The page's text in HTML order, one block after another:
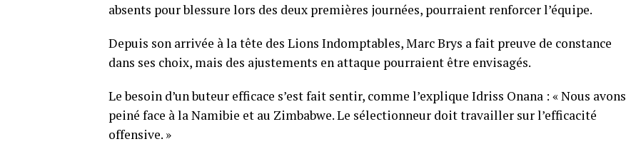
absents pour blessure lors des deux premières journées, pourraient renforcer l’équipe.
Depuis son arrivée à la tête des Lions Indomptables, Marc Brys a fait preuve de constance
dans ses choix, mais des ajustements en attaque pourraient être envisagés.
Le besoin d’un buteur efficace s’est fait sentir, comme l’explique Idriss Onana : « Nous avons
peiné face à la Namibie et au Zimbabwe. Le sélectionneur doit travailler sur l’efficacité
offensive. »